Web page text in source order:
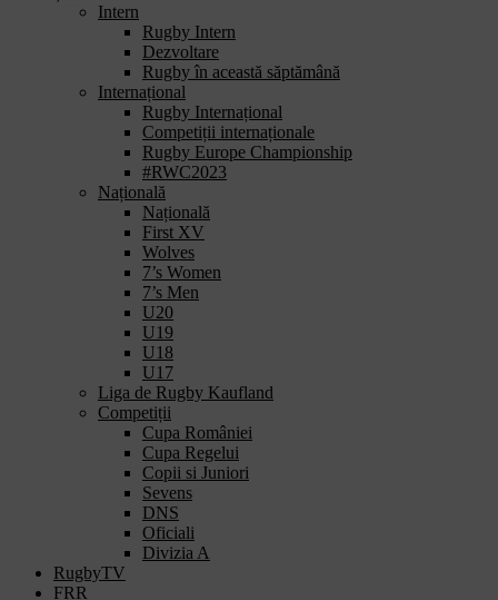
Intern
Rugby Intern
Dezvoltare
Rugby în această săptămână
Internațional
Rugby Internațional
Competiții internaționale
Rugby Europe Championship
#RWC2023
Națională
Națională
First XV
Wolves
7’s Women
7’s Men
U20
U19
U18
U17
Liga de Rugby Kaufland
Competiții
Cupa României
Cupa Regelui
Copii si Juniori
Sevens
DNS
Oficiali
Divizia A
RugbyTV
FRR